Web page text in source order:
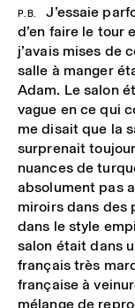
P.B.
J’essaie
d’en faire le tour
j’avais mises de
salle à manger
Adam. Le salon
vague en ce qui
me disait que la
surprenait
nuances de
absolument pas
miroirs dans des
dans le style
salon était dans
français très
française à